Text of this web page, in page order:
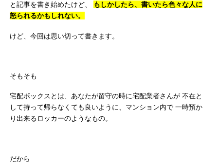
と記事を書き始めたけど、
もしかしたら、書いたら色々な人に
怒られるかもしれない。
けど、今回は思い切って書きます。
そもそも
宅配ボックスとは、あなたが留守の時に宅配業者さんが 不在と
して持って帰らなくても良いように、マンション内で 一時預か
り出来るロッカーのようなもの。
だから